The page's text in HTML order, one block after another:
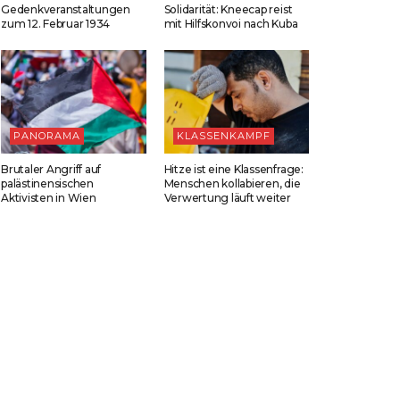
Gedenkveranstaltungen
zum 12. Februar 1934
Solidarität: Kneecap reist
mit Hilfskonvoi nach Kuba
PANORAMA
Brutaler Angriff auf
palästinensischen
Aktivisten in Wien
KLASSENKAMPF
Hitze ist eine Klassenfrage:
Menschen kollabieren, die
Verwertung läuft weiter